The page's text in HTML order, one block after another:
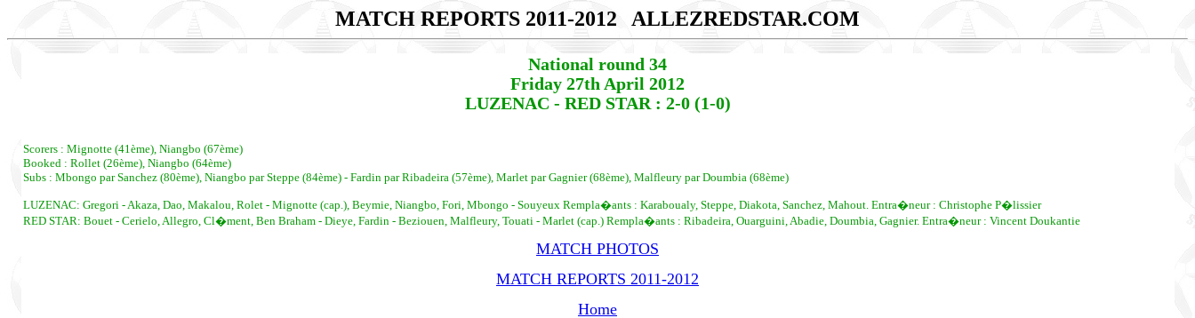
MATCH REPORTS 2011-2012 ALLEZREDSTAR.COM
National round 34
Friday 27th April 2012
LUZENAC - RED STAR : 2-0 (1-0)
Scorers : Mignotte (41ème), Niangbo (67ème)
Booked : Rollet (26ème), Niangbo (64ème)
Subs : Mbongo par Sanchez (80ème), Niangbo par Steppe (84ème) - Fardin par Ribadeira (57ème), Marlet par Gagnier (68ème), Malfleury par Doumbia (68ème)
LUZENAC: Gregori - Akaza, Dao, Makalou, Rolet - Mignotte (cap.), Beymie, Niangbo, Fori, Mbongo - Souyeux Rempla�ants : Karaboualy, Steppe, Diakota, Sanchez, Mahout. Entra�neur : Christophe P�lissier
RED STAR: Bouet - Cerielo, Allegro, Cl�ment, Ben Braham - Dieye, Fardin - Beziouen, Malfleury, Touati - Marlet (cap.) Rempla�ants : Ribadeira, Ouarguini, Abadie, Doumbia, Gagnier. Entra�neur : Vincent Doukantie
MATCH PHOTOS
MATCH REPORTS 2011-2012
Home